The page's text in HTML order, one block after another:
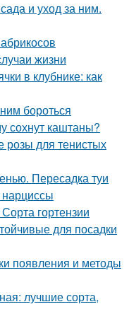
и уход за ним.
жизни
в клубнике: как
бороться
сохнут каштаны?
розы для тенистых
Пересадка туи
гортензии
для посадки
появления и методы
лучшие сорта,